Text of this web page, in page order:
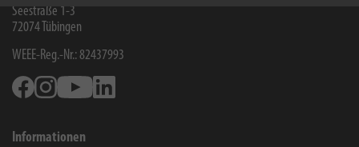
Seestraße 1-3
72074 Tübingen
WEEE-Reg.-Nr.: 82437993
FacebookInstagramYoutube
Informationen